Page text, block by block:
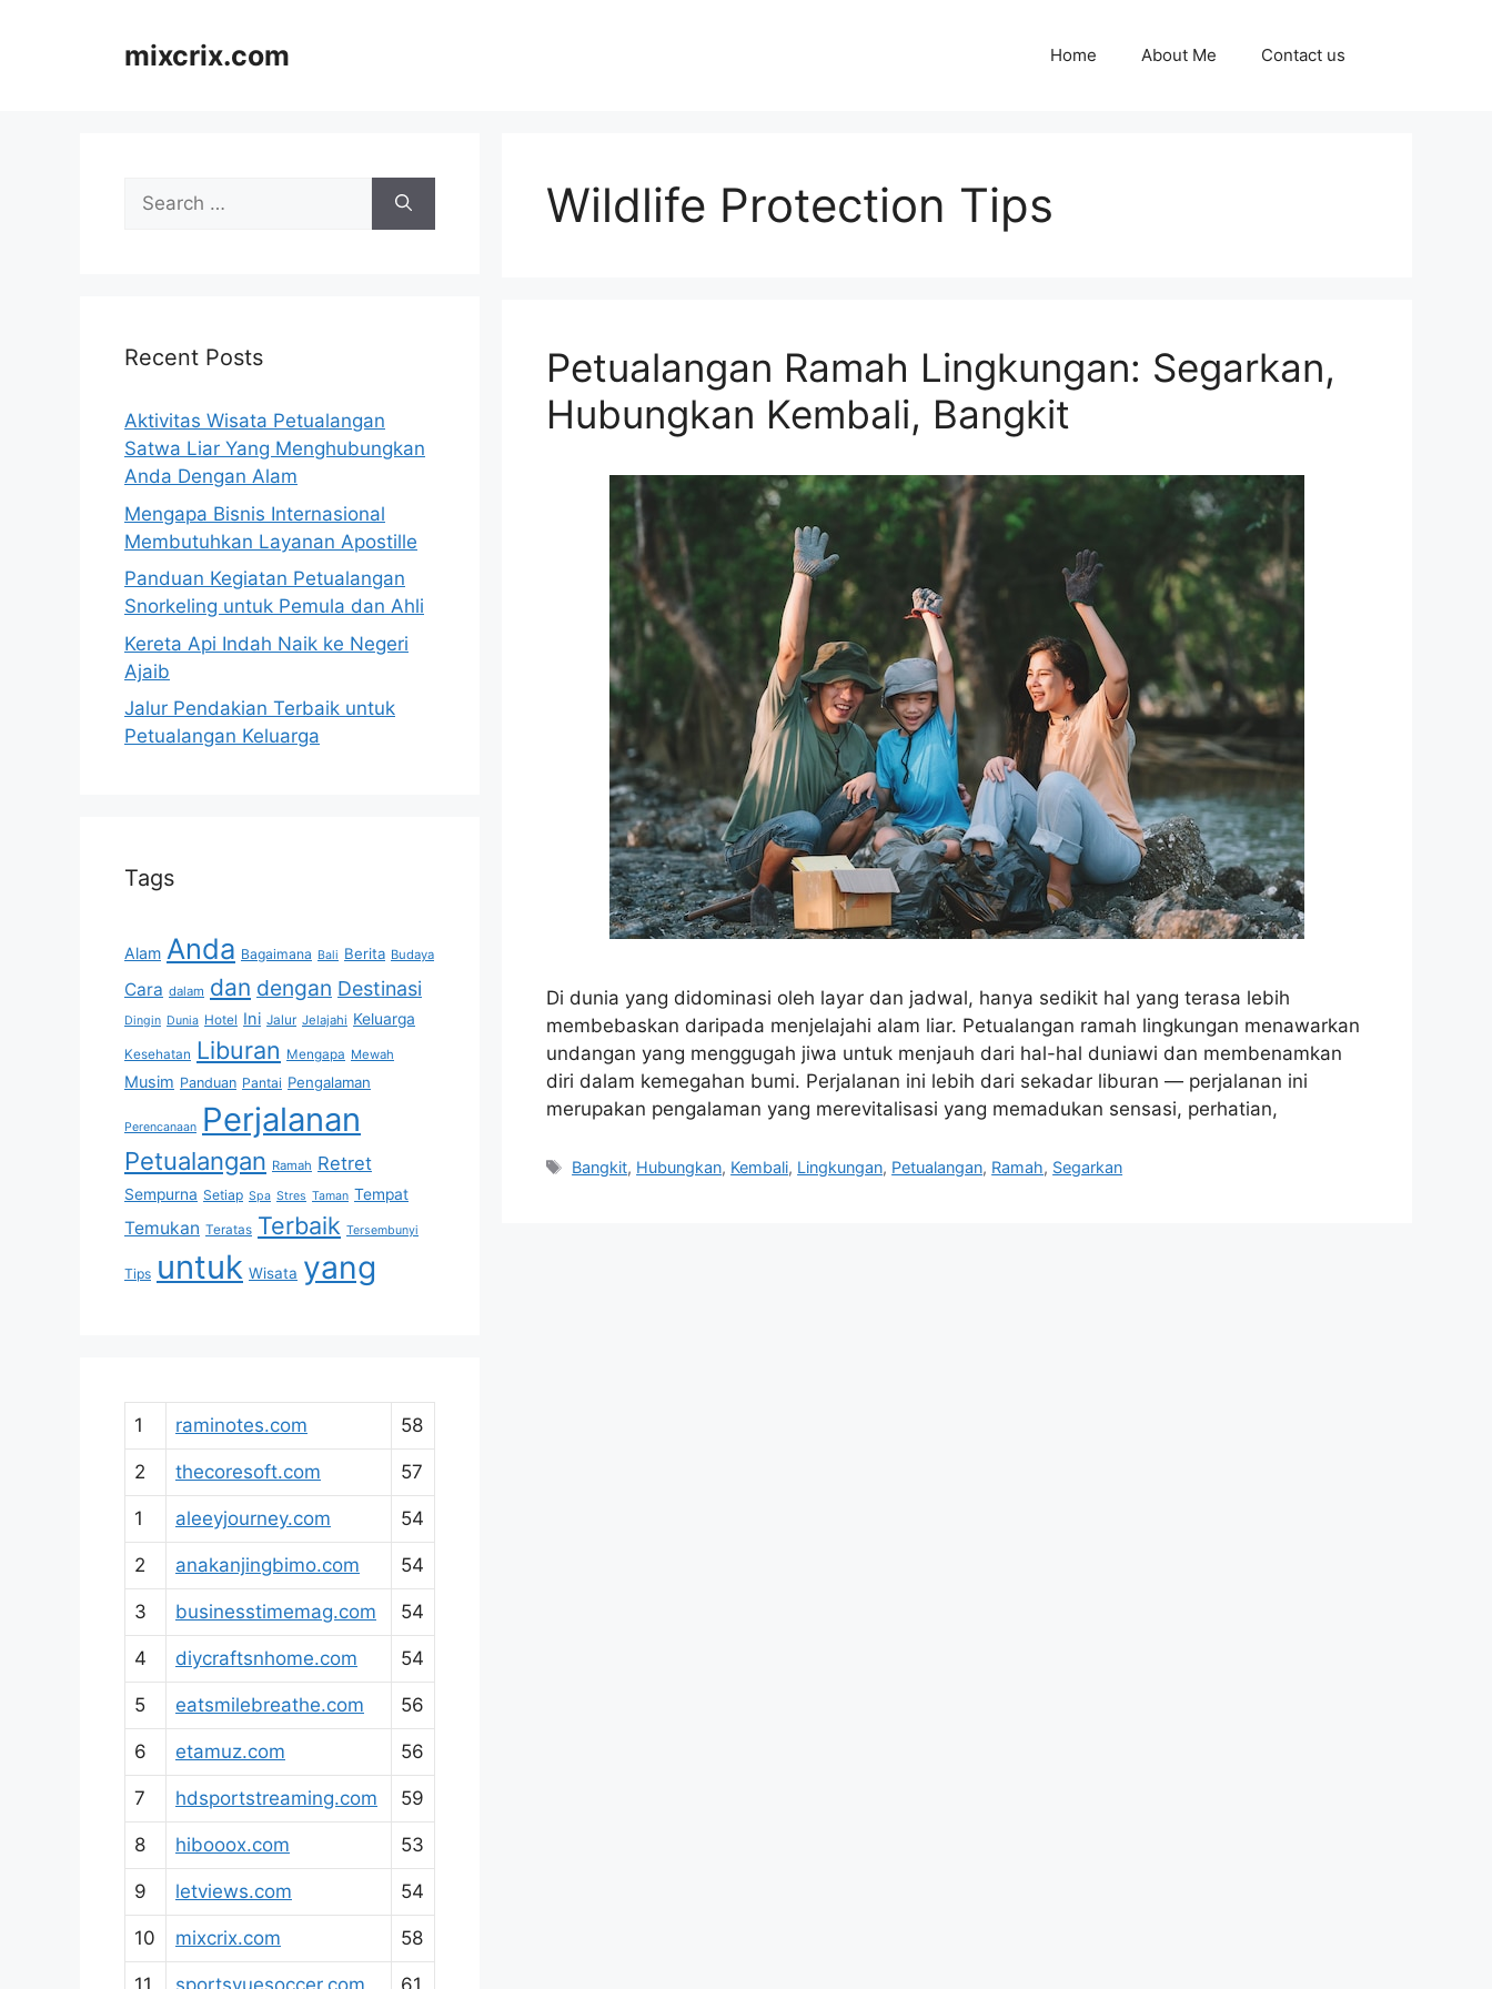
mixcrix.com Home About Me Contact us
Wildlife Protection Tips
Petualangan Ramah Lingkungan: Segarkan,
Hubungkan Kembali, Bangkit
Di dunia yang didominasi oleh layar dan jadwal, hanya sedikit hal yang terasa lebih
membebaskan daripada menjelajahi alam liar. Petualangan ramah lingkungan menawarkan
undangan yang menggugah jiwa untuk menjauh dari hal-hal duniawi dan membenamkan
diri dalam kemegahan bumi. Perjalanan ini lebih dari sekadar liburan — perjalanan ini
merupakan pengalaman yang merevitalisasi yang memadukan sensasi, perhatian,
Tags
Bangkit, Hubungkan, Kembali, Lingkungan, Petualangan, Ramah, Segarkan
Search
for:
Recent Posts
Aktivitas Wisata Petualangan
Satwa Liar Yang Menghubungkan
Anda Dengan Alam
Mengapa Bisnis Internasional
Membutuhkan Layanan Apostille
Panduan Kegiatan Petualangan
Snorkeling untuk Pemula dan Ahli
Kereta Api Indah Naik ke Negeri
Ajaib
Jalur Pendakian Terbaik untuk
Petualangan Keluarga
Tags
Alam Anda Bagaimana Bali Berita Budaya
Cara dalam dan dengan Destinasi
Dingin Dunia Hotel Ini Jalur Jelajahi Keluarga
Kesehatan Liburan Mengapa Mewah
Musim Panduan Pantai Pengalaman
Perencanaan Perjalanan
Petualangan Ramah Retret
Sempurna Setiap Spa Stres Taman Tempat
Temukan Teratas Terbaik Tersembunyi
Tips untuk Wisata yang
1 raminotes.com 58
2 thecoresoft.com 57
1 aleeyjourney.com 54
2 anakanjingbimo.com 54
3 businesstimemag.com 54
4 diycraftsnhome.com 54
5 eatsmilebreathe.com 56
6 etamuz.com 56
7 hdsportstreaming.com 59
8 hibooox.com 53
9 letviews.com 54
10 mixcrix.com 58
11 sportsvuesoccer.com 61